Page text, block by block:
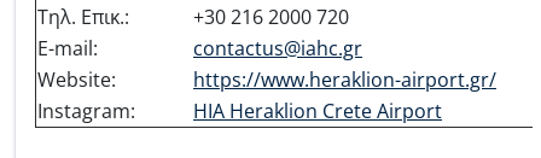
Τηλ. Επικ.:
+30 216 2000 720
E-mail:
contactus@iahc.gr
Website:
https://www.heraklion-airport.gr/
Instagram:
HIA Heraklion Crete Airport